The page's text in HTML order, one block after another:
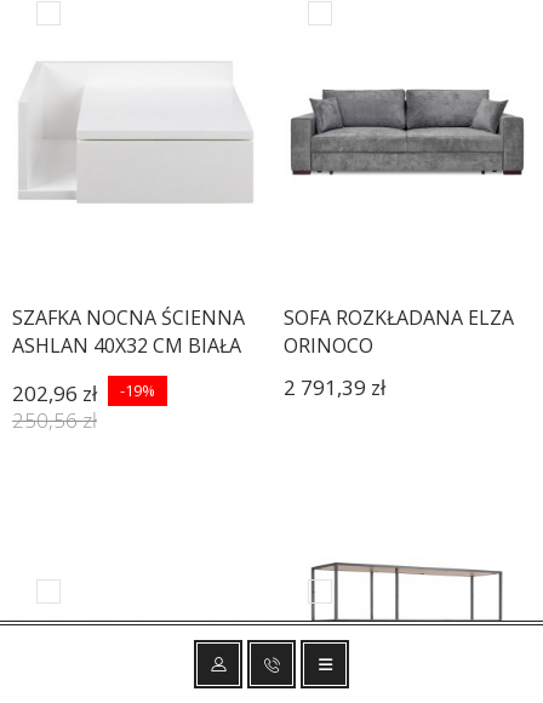
SZAFKA NOCNA ŚCIENNA
ASHLAN 40X32 CM BIAŁA
202,96 zł -19%
250,56 zł
SOFA ROZKŁADANA ELZA
ORINOCO
2 791,39 zł